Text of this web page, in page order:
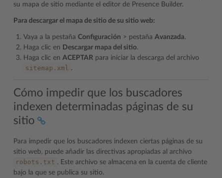
su mapa de sitio mediante el editor de Presence Builder.
Para descargar el mapa de sitio de su sitio web:
Vaya a la pestaña Configuración > pestaña Avanzada.
Haga clic en Descargar mapa del sitio.
Haga clic en ACEPTAR para iniciar la descarga del archivo
sitemap.xml .
Cómo impedir que los buscadores
indexen determinadas páginas de su
sitio
Para impedir que los buscadores indexen ciertas páginas de su
sitio web, puede añadir las directivas apropiadas al archivo
robots.txt . Este archivo se almacena en la cuenta de cliente
bajo la que se publica su sitio.